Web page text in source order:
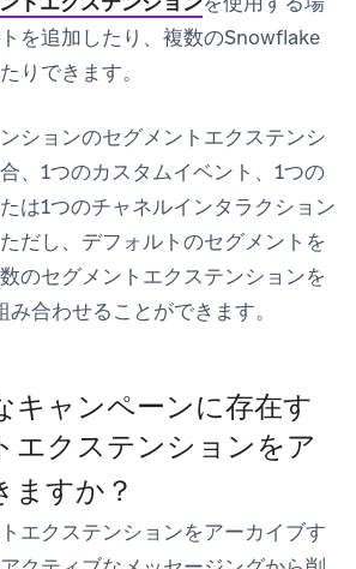
を追加したり、複数のSnowflake
りできます。
ションのセグメントエクステンシ
、1つのカスタムイベント、1つの
は1つのチャネルインタラクション
だし、デフォルトのセグメントを
のセグメントエクステンションを
合わせることができます。
キャンペーンに存在す
エクステンションをア
ますか？
エクステンションをアーカイブす